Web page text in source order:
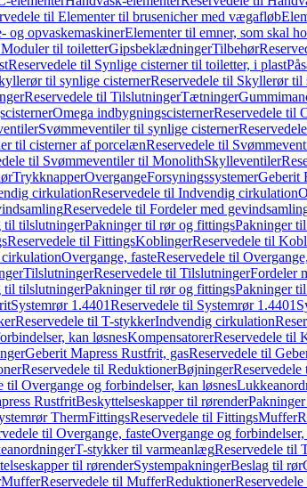
til Elementer til brusenicher med vægafløb
og opvaskemaskinerElementer til emner, som skal
til toiletterGipsbeklædningerTilbehør
Reservedele til Synlige cisterner til toiletter, i plast
til synlige cisternerReservedele til Skyllerør til
Reservedele til TilslutningerTætninger
Omega indbygningscisternerReservedele til
Svømmeventiler til synlige cisterner
til cisterner af porcelænReservedele til
til Svømmeventiler til MonolithSkylleventiler
TrykknapperOvergangeForsyningssystemerGeberit
cirkulationReservedele til Indvendig cirkulation
Reservedele til Fordeler med
til tilslutningerPakninger til rør og fittingsPakninger
Reservedele til FittingsKoblingerReservedele til
Overgange, fasteReservedele til
TilslutningerReservedele til TilslutningerFordeler
til tilslutningerPakninger til rør og fittingsPakninger
Systemrør 1.4401Reservedele til Systemrør 1.4401
Reservedele til T-stykkerIndvendig cirkulation
kan løsnesKompensatorerReservedele til
Geberit Mapress Rustfrit, gasReservedele til
Reservedele til ReduktionerBøjninger
til Overgange og forbindelser, kan løsnes
RustfritBeskyttelseskapper til rørender
ThermFittingsReservedele til FittingsMuffer
til Overgange, fasteOvergange og forbindelser,
T-stykker til varmeanlægReservedele til
til rørenderSystempakningerBeslag til rør
MufferReservedele til MufferReduktioner